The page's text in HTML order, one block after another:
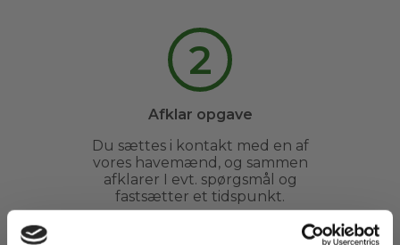
2
Afklar opgave
Du sættes i kontakt med en af
vores havemænd, og sammen
afklarer I evt. spørgsmål og
fastsætter et tidspunkt.